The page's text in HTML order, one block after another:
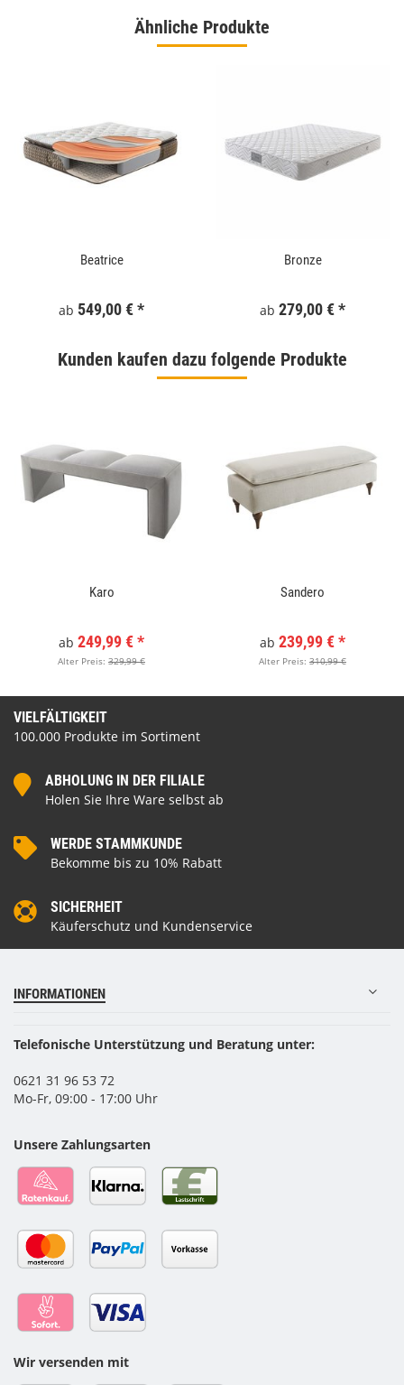
Ähnliche Produkte
Beatrice
ab 549,00 €*
Bronze
ab 279,00 €*
Kunden kaufen dazu folgende Produkte
Karo
ab 249,99 €*
Alter Preis: 329,99 €
Sandero
ab 239,99 €*
Alter Preis: 310,99 €
VIELFÄLTIGKEIT
100.000 Produkte im Sortiment
ABHOLUNG IN DER FILIALE
Holen Sie Ihre Ware selbst ab
WERDE STAMMKUNDE
Bekomme bis zu 10% Rabatt
SICHERHEIT
Käuferschutz und Kundenservice
INFORMATIONEN
Telefonische Unterstützung und Beratung unter:
0621 31 96 53 72
Mo-Fr, 09:00 - 17:00 Uhr
Unsere Zahlungsarten
Wir versenden mit